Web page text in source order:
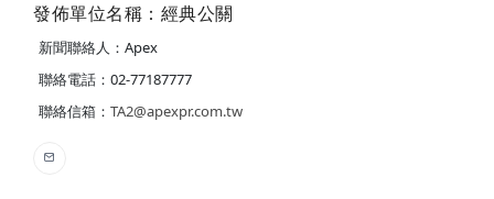
發佈單位名稱：經典公關
新聞聯絡人：Apex
聯絡電話：02-77187777
聯絡信箱： TA2@apexpr.com.tw